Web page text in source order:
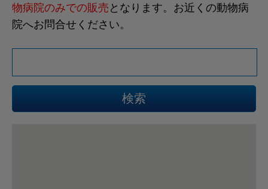
物病院のみでの販売となります。お近くの動物病
院へお問合せください。